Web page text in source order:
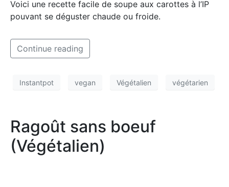
Voici une recette facile de soupe aux carottes à l’IP
pouvant se déguster chaude ou froide.
Continue reading
Instantpot vegan Végétalien végétarien
Ragoût sans boeuf
(Végétalien)